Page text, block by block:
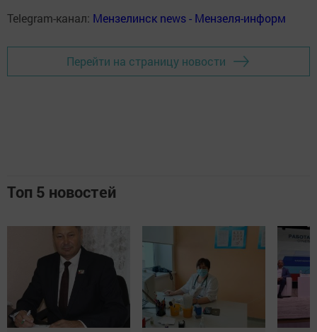
Telegram-канал: Мензелинск news - Мензеля-информ
Перейти на страницу новости
Топ 5 новостей